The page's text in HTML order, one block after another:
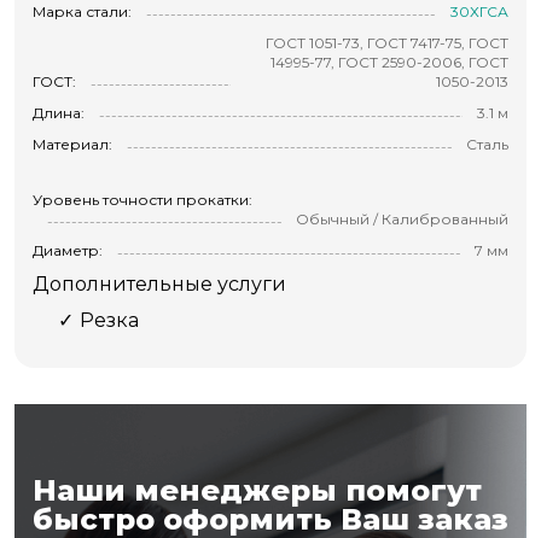
Марка стали:
30ХГСА
ГОСТ:
ГОСТ 1051-73, ГОСТ 7417-75, ГОСТ
14995-77, ГОСТ 2590-2006, ГОСТ
1050-2013
Длина:
3.1 м
Материал:
Сталь
Уровень точности прокатки:
Обычный / Калиброванный
Диаметр:
7 мм
Дополнительные услуги
Резка
Наши менеджеры помогут
быстро оформить Ваш заказ